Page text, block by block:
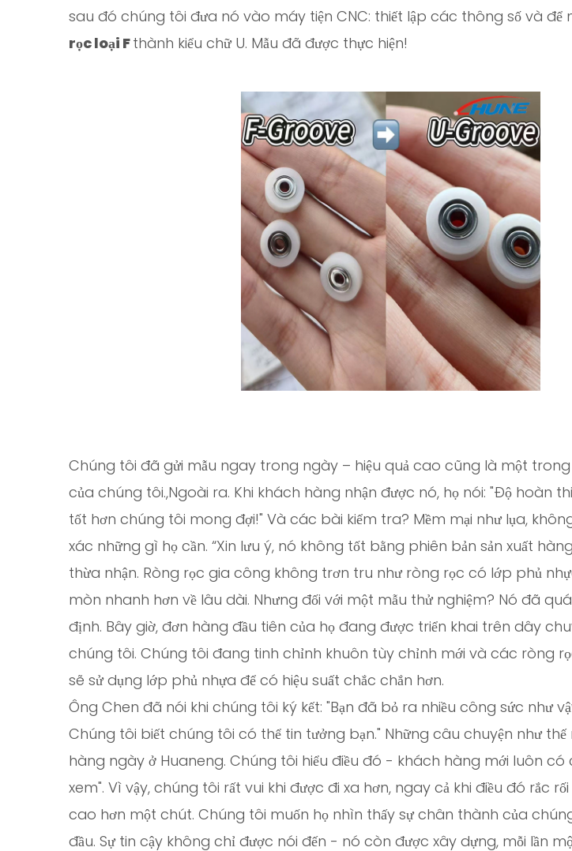
sau đó chúng tôi đưa nó vào máy tiện CNC: thiết lập các thông số và để
rọc loại Fthành kiểu chữ U. Mẫu đã được thực hiện!
Chúng tôi đã gửi mẫu ngay trong ngày – hiệu quả cao cũng là một
của chúng tôi.,Ngoài ra. Khi khách hàng nhận được nó, họ nói: "Độ hoàn
tốt hơn chúng tôi mong đợi!" Và các bài kiểm tra? Mềm mại như lụa,
xác những gì họ cần. “Xin lưu ý, nó không tốt bằng phiên bản sản xuất
thừa nhận. Ròng rọc gia công không trơn tru như ròng rọc có lớp phủ
mòn nhanh hơn về lâu dài. Nhưng đối với một mẫu thử nghiệm? Nó đã
định. Bây giờ, đơn hàng đầu tiên của họ đang được triển khai trên dây
chúng tôi. Chúng tôi đang tinh chỉnh khuôn tùy chỉnh mới và các ròng
sẽ sử dụng lớp phủ nhựa để có hiệu suất chắc chắn hơn.
Ông Chen đã nói khi chúng tôi ký kết: "Bạn đã bỏ ra nhiều công sức như
Chúng tôi biết chúng tôi có thể tin tưởng bạn." Những câu chuyện như thế
hàng ngày ở Huaneng. Chúng tôi hiểu điều đó - khách hàng mới luôn
xem". Vì vậy, chúng tôi rất vui khi được đi xa hơn, ngay cả khi điều đó rắc
cao hơn một chút. Chúng tôi muốn họ nhìn thấy sự chân thành của
đầu. Sự tin cậy không chỉ được nói đến - nó còn được xây dựng, mỗi lần